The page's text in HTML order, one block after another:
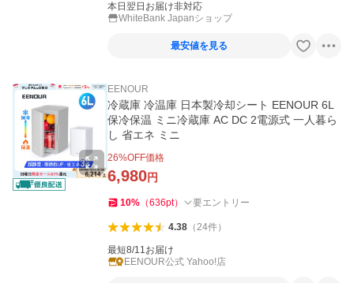
本日翌日お届け非対応
WhiteBank Japanショップ
最安値を見る
EENOUR
冷蔵庫 冷温庫 日本製冷却シート EENOUR 6L
保冷保温 ミニ冷蔵庫 AC DC 2電源式 一人暮ら
し 省エネ ミニ
26%OFF価格
6,980円
10% （636pt） 要エントリー
4.38（24件）
最短8/11お届け
EENOUR公式 Yahoo!店